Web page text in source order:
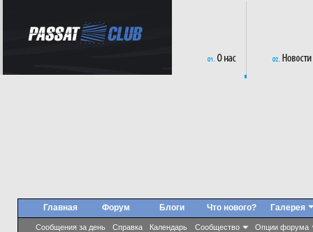
Главная Форум
Сообщения за день Справка Календарь Сообщество Опции форума
Блоги Что нового? Галерея